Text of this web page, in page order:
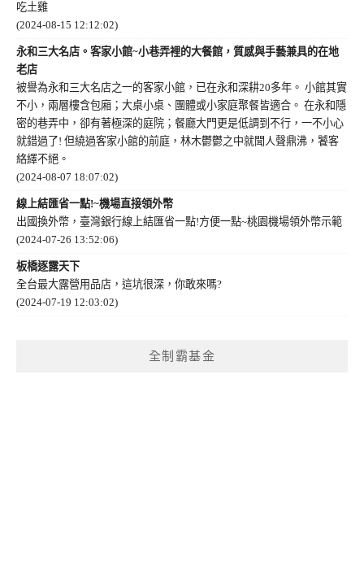
吃土雞
(2024-08-15 12:12:02)
永和三大名店。客家小館~小巷弄裡的大餐館，質感與手藝兼具的在地
老店
被譽為永和三大名店之一的客家小館，已在永和深耕20多年。 小館其實
不小，兩層樓含包廂；大桌小桌、團體或小家庭聚餐皆適合。 在永和隱
密的巷弄中，卻有著極深的庭院；餐廳大門更是低調到不行，一不小心
就錯過了! 但繞過客家小館的前庭，林木鬱鬱之中就聞人聲鼎沸，饕客
絡繹不絕。
(2024-08-07 18:07:02)
線上結匯省一點!~機場直接領外幣
出國換外幣，臺灣銀行線上結匯省一點!方便一點~桃園機場領外幣示範
(2024-07-26 13:52:06)
板橋逐露天下
全台最大露營用品店，這坑很深，你敢來嗎?
(2024-07-19 12:03:02)
全制霸基金